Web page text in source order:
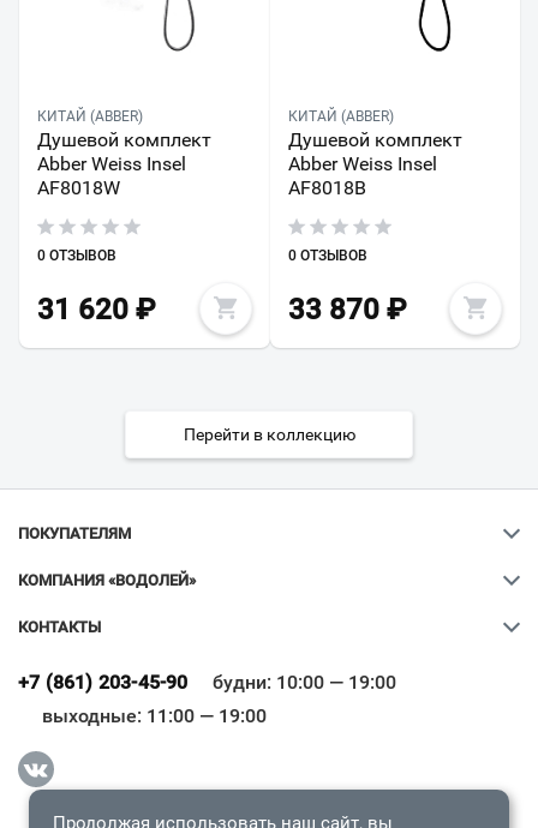
КИТАЙ (ABBER)
Душевой комплект
Abber Weiss Insel
AF8018W
0 ОТЗЫВОВ
31 620 ₽
КИТАЙ (ABBER)
Душевой комплект
Abber Weiss Insel
AF8018B
0 ОТЗЫВОВ
33 870₽
Перейти в коллекцию
ПОКУПАТЕЛЯМ
КОМПАНИЯ «ВОДОЛЕЙ»
КОНТАКТЫ
+7 (861) 203-45-90
будни: 10:00 — 19:00
выходные: 11:00 — 19:00
Всё верно
Продолжая использовать наш сайт, вы